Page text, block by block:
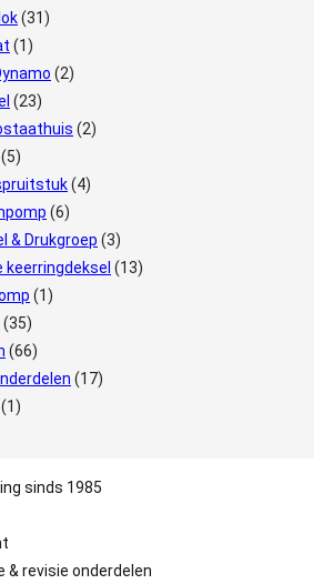
(31)
(1)
(2)
(23)
(2)
(5)
(4)
(6)
& Drukgroep (3)
keerringdeksel (13)
(1)
(35)
(66)
(17)
(1)
sinds 1985
& revisie onderdelen